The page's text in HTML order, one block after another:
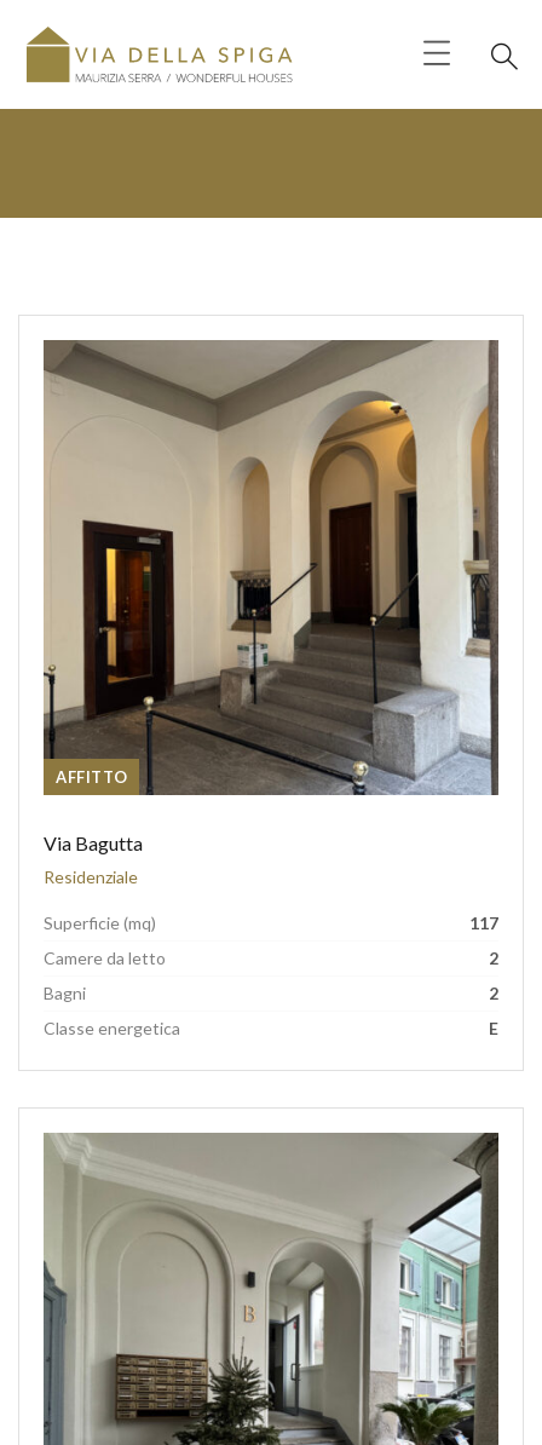
AFFITTO
Via Bagutta
Residenziale
Superficie (mq)
117
Camere da letto
2
Bagni
2
Classe energetica
E